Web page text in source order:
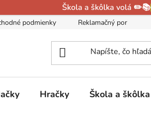
Škola a škôlka volá ✏️📚
podmienky Reklamačný poriadok
Hračky Škola a škôlka